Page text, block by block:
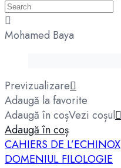
Mohamed Baya
Previzualizare
Adaugă la favorite
Adaugă în coșVezi coșul
Adaugă în coș
CAHIERS DE L’ECHINOX
DOMENIUL FILOLOGIE